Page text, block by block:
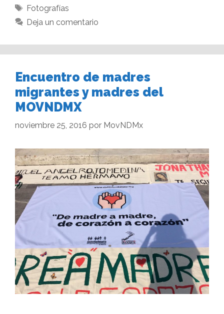
Fotografías
Deja un comentario
Encuentro de madres
migrantes y madres del
MOVNDMX
noviembre 25, 2016 por MovNDMx